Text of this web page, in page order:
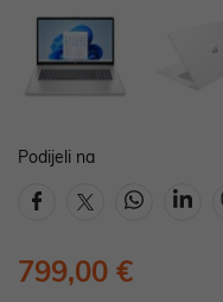
Podijeli na
799,00 €